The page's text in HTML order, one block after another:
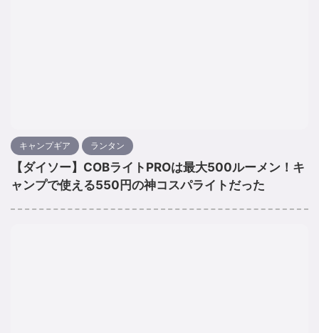
キャンプギア ランタン
【ダイソー】COBライトPROは最大500ルーメン！キ
ャンプで使える550円の神コスパライトだった